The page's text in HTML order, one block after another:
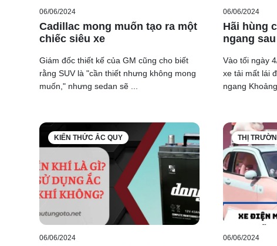
06/06/2024
Cadillac mong muốn tạo ra một
chiếc siêu xe
Giám đốc thiết kế của GM cũng cho biết
rằng SUV là "cần thiết nhưng không mong
muốn," nhưng sedan sẽ ...
06/06/2024
Hãi hùng
ngang
Vào tối ngày
xe tải mất lái
ngang
KIẾN THỨC ẮC QUY
06/06/2024
THỊ
06/06/2024